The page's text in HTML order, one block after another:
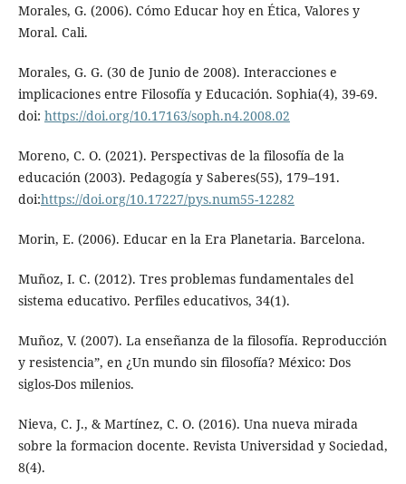
Morales, G. (2006). Cómo Educar hoy en Ética, Valores y
Moral. Cali.
Morales, G. G. (30 de Junio de 2008). Interacciones e
implicaciones entre Filosofía y Educación. Sophia(4), 39-69.
doi: https://doi.org/10.17163/soph.n4.2008.02
Moreno, C. O. (2021). Perspectivas de la filosofía de la
educación (2003). Pedagogía y Saberes(55), 179–191.
doi:https://doi.org/10.17227/pys.num55-12282
Morin, E. (2006). Educar en la Era Planetaria. Barcelona.
Muñoz, I. C. (2012). Tres problemas fundamentales del
sistema educativo. Perfiles educativos, 34(1).
Muñoz, V. (2007). La enseñanza de la filosofía. Reproducción
y resistencia”, en ¿Un mundo sin filosofía? México: Dos
siglos-Dos milenios.
Nieva, C. J., & Martínez, C. O. (2016). Una nueva mirada
sobre la formacion docente. Revista Universidad y Sociedad,
8(4).